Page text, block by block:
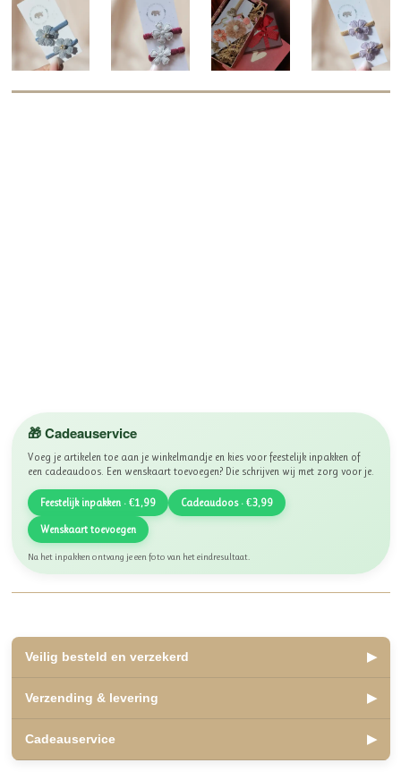
🎁 Cadeauservice
Voeg je artikelen toe aan je winkelmandje en kies voor feestelijk inpakken of
een cadeaudoos. Een wenskaart toevoegen? Die schrijven wij met zorg voor je.
Feestelijk inpakken · €1,99 Cadeaudoos · €3,99
Wenskaart toevoegen
Na het inpakken ontvang je een foto van het eindresultaat.
Veilig besteld en verzekerd ▶
✅ Veilig betalen met iDEAL, Bancontact en Klarna
Veilige, betrouwbare winkelervaring.
Verzending & levering ▶
✅ Kosteloos afhalen mogelijk in Olst
✅ Verzending Nederland en België
Cadeauservice ▶